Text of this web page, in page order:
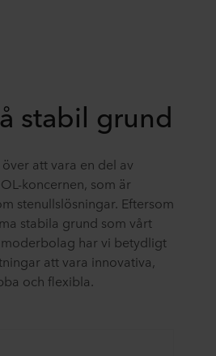
stabil grund
att vara en del av
koncernen, som är
stenullslösningar. Eftersom
stabila grund som vårt
har vi betydligt
att vara innovativa,
och flexibla.